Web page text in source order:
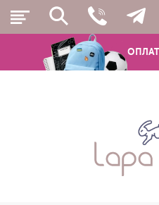
ШКІЛЬНІ РЮКЗАКИ ТА РАНЦІ